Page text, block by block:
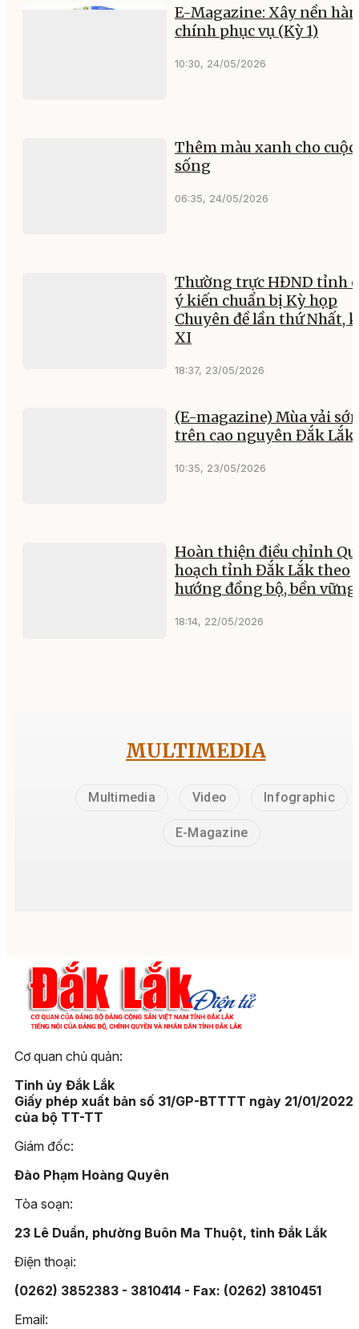
E-Magazine: Xây nền
chính phục vụ (Kỳ 1)
10:30, 24/05/2026
Thêm màu xanh cho cuộc
sống
06:35, 24/05/2026
Thường trực HĐND tỉnh
ý kiến chuẩn bị Kỳ họp
Chuyên đề lần thứ Nhất,
XI
18:37, 23/05/2026
(E-magazine) Mùa vải
trên cao nguyên Đắk Lắk
10:35, 23/05/2026
Hoàn thiện điều chỉnh
hoạch tỉnh Đắk Lắk theo
hướng đồng bộ, bền vững
18:14, 22/05/2026
MULTIMEDIA
Multimedia Video Infographic
E-Magazine
Cơ quan chủ quản:
Tỉnh ủy Đắk Lắk
Giấy phép xuất bản số 31/GP-BTTTT ngày 21/01/2022
của bộ TT-TT
Giám đốc:
Đào Phạm Hoàng Quyên
Tòa soạn:
23 Lê Duẩn, phường Buôn Ma Thuột, tỉnh Đắk Lắk
Điện thoại:
(0262) 3852383 - 3810414 - Fax: (0262) 3810451
Email: